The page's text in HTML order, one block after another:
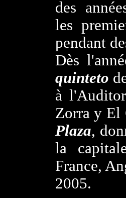
des
les
pendant
Dès
quinteto
à
Zorra y El
Plaza,
la
France,
2005.